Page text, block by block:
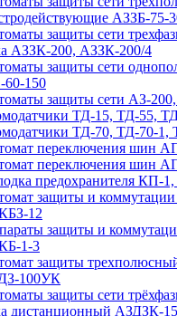
АЗЗБ-75-
защиты сети
АЗЗК-200, АЗЗК-200/4
защиты сети
150
защиты сети АЗ-
ТД-15, ТД-55,
ТД-70, ТД-70-1,
переключения шин
переключения шин
предохранителя КП-
защиты и коммутации
12
защиты и
1-3
защиты
100УК
защиты сети
дистанционный АЗДЗК-